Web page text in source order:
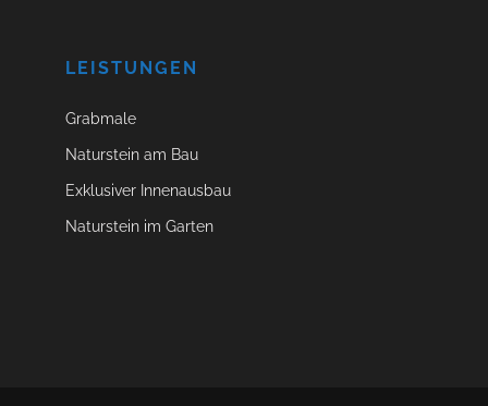
LEISTUNGEN
Grabmale
Naturstein am Bau
Exklusiver Innenausbau
Naturstein im Garten